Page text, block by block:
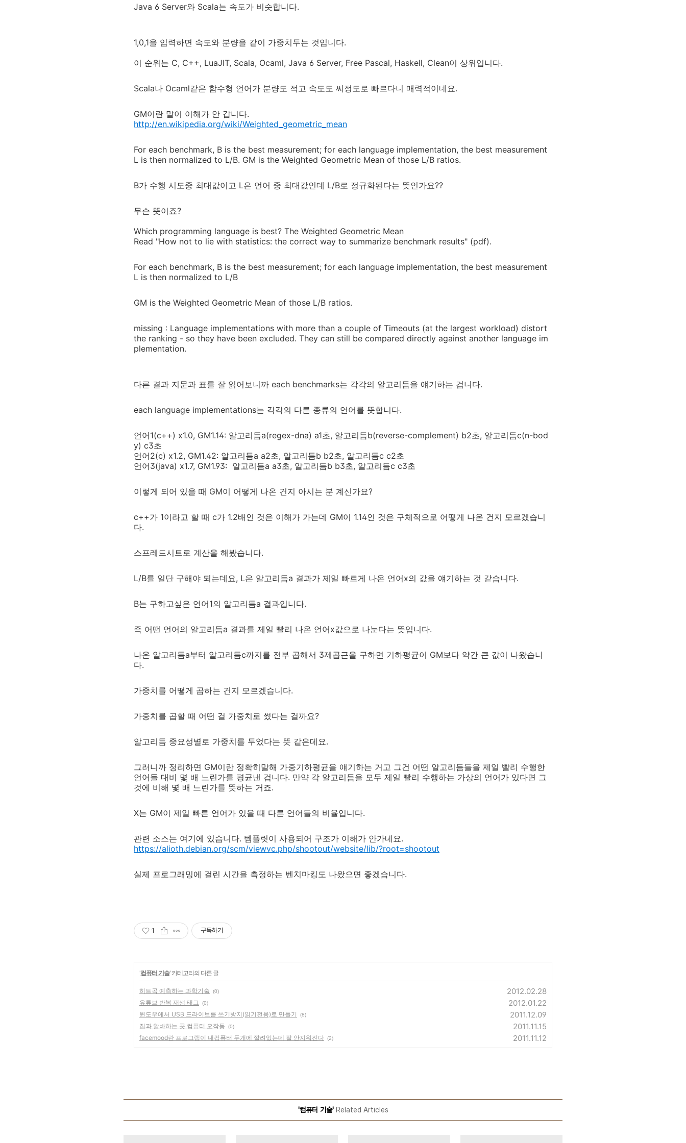
Java 6 Server와 Scala는 속도가 비슷합니다.
1,0,1을 입력하면 속도와 분량을 같이 가중치두는 것입니다.
이 순위는 C, C++, LuaJIT, Scala, Ocaml, Java 6 Server, Free Pascal, Haskell, Clean이 상위입니다.
Scala나 Ocaml같은 함수형 언어가 분량도 적고 속도도 씨정도로 빠르다니 매력적이네요.
GM이란 말이 이해가 안 갑니다.
http://en.wikipedia.org/wiki/Weighted_geometric_mean
For each benchmark, B is the best measurement; for each language implementation, the best measurement
L is then normalized to L/B. GM is the Weighted Geometric Mean of those L/B ratios.
B가 수행 시도중 최대값이고 L은 언어 중 최대값인데 L/B로 정규화된다는 뜻인가요??
무슨 뜻이죠?
Which programming language is best? The Weighted Geometric Mean
Read "How not to lie with statistics: the correct way to summarize benchmark results" (pdf).
For each benchmark, B is the best measurement; for each language implementation, the best measurement
L is then normalized to L/B
GM is the Weighted Geometric Mean of those L/B ratios.
missing : Language implementations with more than a couple of Timeouts (at the largest workload) distort
the ranking - so they have been excluded. They can still be compared directly against another language im
plementation.
다른 결과 지문과 표를 잘 읽어보니까 each benchmarks는 각각의 알고리듬을 얘기하는 겁니다.
each language implementations는 각각의 다른 종류의 언어를 뜻합니다.
언어1(c++) x1.0, GM1.14: 알고리듬a(regex-dna) a1초, 알고리듬b(reverse-complement) b2초, 알고리듬c(n-bod
y) c3초
언어2(c) x1.2, GM1.42: 알고리듬a a2초, 알고리듬b b2초, 알고리듬c c2초
언어3(java) x1.7, GM1.93: 알고리듬a a3초, 알고리듬b b3초, 알고리듬c c3초
이렇게 되어 있을 때 GM이 어떻게 나온 건지 아시는 분 계신가요?
c++가 1이라고 할 때 c가 1.2배인 것은 이해가 가는데 GM이 1.14인 것은 구체적으로 어떻게 나온 건지 모르겠습니
다.
스프레드시트로 계산을 해봤습니다.
L/B를 일단 구해야 되는데요, L은 알고리듬a 결과가 제일 빠르게 나온 언어x의 값을 얘기하는 것 같습니다.
B는 구하고싶은 언어1의 알고리듬a 결과입니다.
즉 어떤 언어의 알고리듬a 결과를 제일 빨리 나온 언어x값으로 나눈다는 뜻입니다.
나온 알고리듬a부터 알고리듬c까지를 전부 곱해서 3제곱근을 구하면 기하평균이 GM보다 약간 큰 값이 나왔습니
다.
가중치를 어떻게 곱하는 건지 모르겠습니다.
가중치를 곱할 때 어떤 걸 가중치로 썼다는 걸까요?
알고리듬 중요성별로 가중치를 두었다는 뜻 같은데요.
그러니까 정리하면 GM이란 정확히말해 가중기하평균을 얘기하는 거고 그건 어떤 알고리듬들을 제일 빨리 수행한
언어들 대비 몇 배 느린가를 평균낸 겁니다. 만약 각 알고리듬을 모두 제일 빨리 수행하는 가상의 언어가 있다면 그
것에 비해 몇 배 느린가를 뜻하는 거죠.
X는 GM이 제일 빠른 언어가 있을 때 다른 언어들의 비율입니다.
관련 소스는 여기에 있습니다. 템플릿이 사용되어 구조가 이해가 안가네요.
https://alioth.debian.org/scm/viewvc.php/shootout/website/lib/?root=shootout
실제 프로그래밍에 걸린 시간을 측정하는 벤치마킹도 나왔으면 좋겠습니다.
1 구독하기
'컴퓨터 기술' 카테고리의 다른 글
히트곡 예측하는 과학기술 (0) 2012.02.28
유튜브 반복 재생 태그 (0) 2012.01.22
윈도우에서 USB 드라이브를 쓰기방지(읽기전용)로 만들기 (8) 2011.12.09
집과 알바하는 곳 컴퓨터 오작동 (0) 2011.11.15
facemood란 프로그램이 내컴퓨터 두개에 깔려있는데 잘 안지워진다 (2) 2011.11.12
'컴퓨터 기술'Related Articles